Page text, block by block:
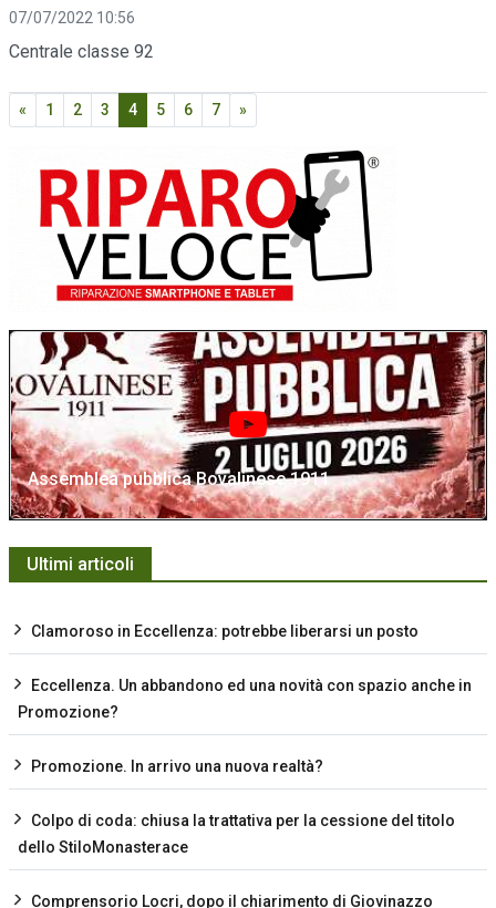
07/07/2022 10:56
Centrale classe 92
« 1 2 3 4 5 6 7 »
Assemblea pubblica Bovalinese 1911
Ultimi articoli
Clamoroso in Eccellenza: potrebbe liberarsi un posto
Eccellenza. Un abbandono ed una novità con spazio anche in
Promozione?
Promozione. In arrivo una nuova realtà?
Colpo di coda: chiusa la trattativa per la cessione del titolo
dello StiloMonasterace
Comprensorio Locri, dopo il chiarimento di Giovinazzo